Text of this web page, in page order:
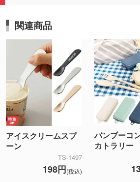
関連商品
アイスクリームスプ
ーン
TS-1497
198円(税込)
バンブーコ
カトラリー